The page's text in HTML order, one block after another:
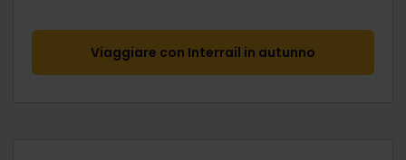
Viaggiare con Interrail in autunno